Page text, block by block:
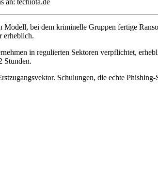
Modell, bei dem kriminelle Gruppen fertige
erheblich.
in regulierten Sektoren verpflichtet,
Stunden.
Schulungen, die echte